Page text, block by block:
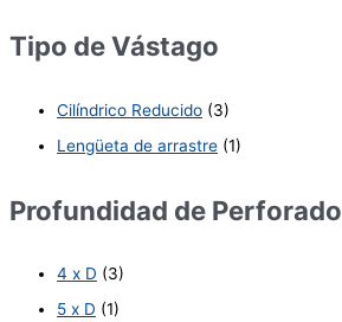
Tipo de Vástago
Cilíndrico Reducido (3)
Lengüeta de arrastre (1)
Profundidad de Perforado
4 x D (3)
5 x D (1)